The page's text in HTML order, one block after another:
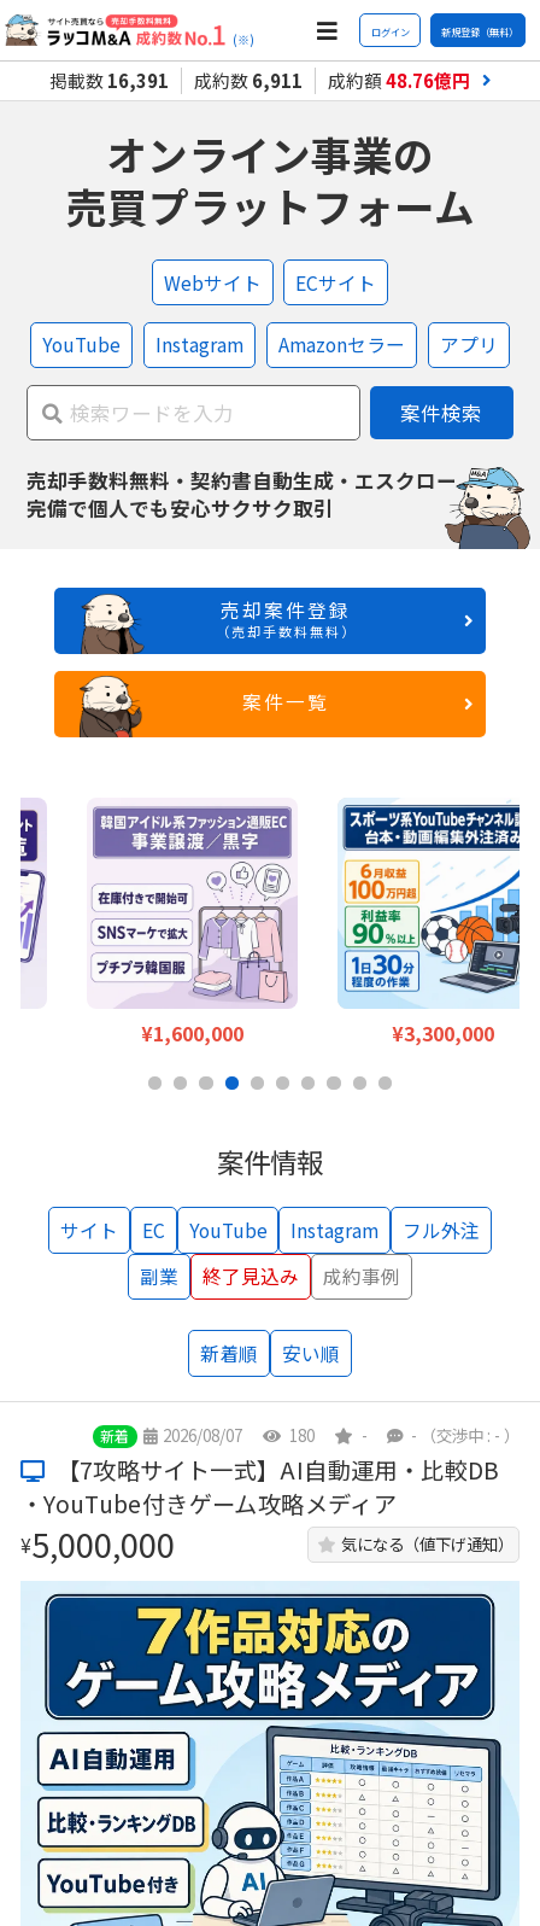
(※) ログイン 新規登録（無料）
掲載数16,391 成約数6,911 成約額48.76億円
オンライン事業の
売買プラットフォーム
Webサイト ECサイト
YouTube Instagram Amazonセラー アプリ
案件検索
売却手数料無料・契約書自動生成・エスクロー
完備で個人でも安心サクサク取引
売却案件登録
（売却手数料無料）
案件一覧
¥1,600,000 ¥3,300,000
案件情報
サイト EC YouTube Instagram
フル外注
副業
終了見込み 成約事例
新着順 安い順
新着 2026/08/07 180 - - （交渉中 : - ）
【7攻略サイト一式】AI自動運用・比較DB
・YouTube付きゲーム攻略メディア
¥5,000,000 気になる（値下げ通知）